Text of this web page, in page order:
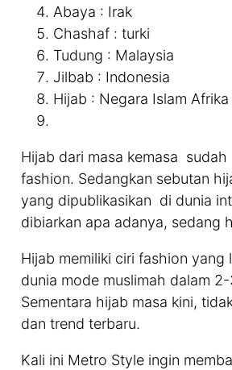
Abaya : Irak
Chashaf : turki
Tudung : Malaysia
Jilbab : Indonesia
Hijab : Negara Islam Afrika
Hijab dari masa kemasa
fashion. Sedangkan sebutan
yang dipublikasikan di dunia
dibiarkan apa adanya, sedang
Hijab memiliki ciri fashion
dunia mode muslimah dalam
Sementara hijab masa kini,
dan trend terbaru.
Kali ini Metro Style ingin